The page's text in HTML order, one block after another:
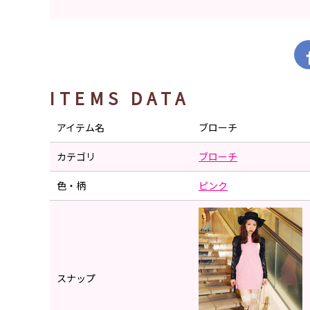
ITEMS DATA
アイテム名 ブローチ
カテゴリ ブローチ
色・柄 ピンク
スナップ